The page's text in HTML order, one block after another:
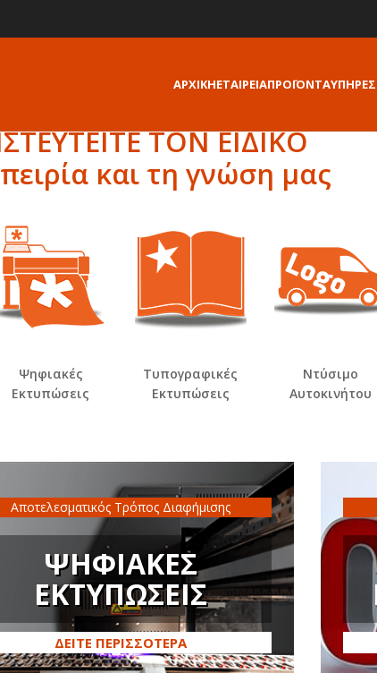
ΑΡΧΙΚΗΕΤΑΙΡΕΙΑΠΡΟΪΟΝΤΑ
ΤΟΝΕΙΔΙΚΟ
και τη γνώση μας
Ψηφιακές
Εκτυπώσεις
Τυπογραφικές
Εκτυπώσεις
Ντύσιμο
Αυτοκινήτου
Αποτελεσματικός Τρόπος Διαφήμισης
ΨΗΦΙΑΚΕΣ
ΕΚΤΥΠΩΣΕΙΣ
ΔΕΙΤΕ ΠΕΡΙΣΣΟΤΕΡΑ